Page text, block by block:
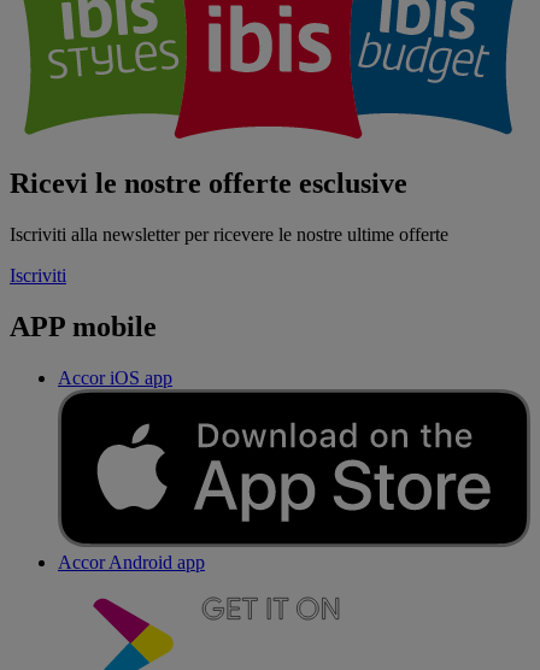
Ricevi le nostre offerte esclusive
Iscriviti alla newsletter per ricevere le nostre ultime offerte
Iscriviti
APP mobile
Accor iOS app
Accor Android app